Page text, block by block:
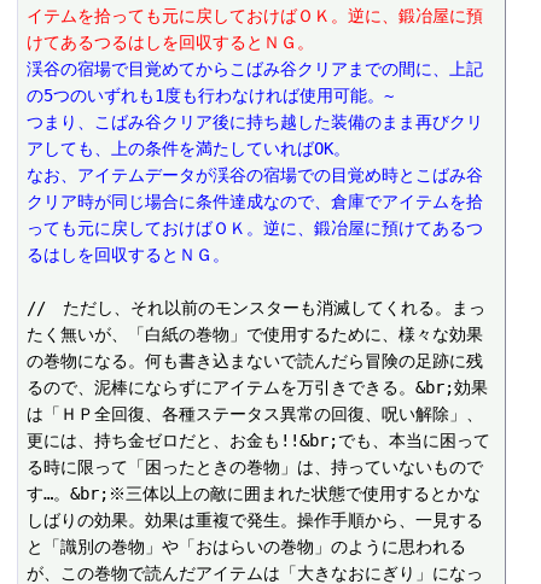
イテムを拾っても元に戻しておけばＯＫ。逆に、鍛冶屋に預
けてあるつるはしを回収するとＮＧ。
渓谷の宿場で目覚めてからこばみ谷クリアまでの間に、上記
の5つのいずれも1度も行わなければ使用可能。~
つまり、こばみ谷クリア後に持ち越した装備のまま再びクリ
アしても、上の条件を満たしていればOK。
なお、アイテムデータが渓谷の宿場での目覚め時とこばみ谷
クリア時が同じ場合に条件達成なので、倉庫でアイテムを拾
っても元に戻しておけばＯＫ。逆に、鍛冶屋に預けてあるつ
るはしを回収するとＮＧ。
//　ただし、それ以前のモンスターも消滅してくれる。まっ
たく無いが、「白紙の巻物」で使用するために、様々な効果
の巻物になる。何も書き込まないで読んだら冒険の足跡に残
るので、泥棒にならずにアイテムを万引きできる。&br;効果
は「ＨＰ全回復、各種ステータス異常の回復、呪い解除」、
更には、持ち金ゼロだと、お金も!!&br;でも、本当に困って
る時に限って「困ったときの巻物」は、持っていないもので
す…。&br;※三体以上の敵に囲まれた状態で使用するとかな
しばりの効果。効果は重複で発生。操作手順から、一見する
と「識別の巻物」や「おはらいの巻物」のように思われる
が、この巻物で読んだアイテムは「大きなおにぎり」になっ